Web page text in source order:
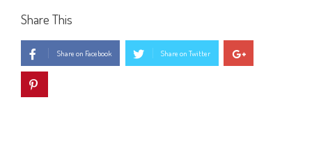
Share This
Share on Facebook Share on Twitter